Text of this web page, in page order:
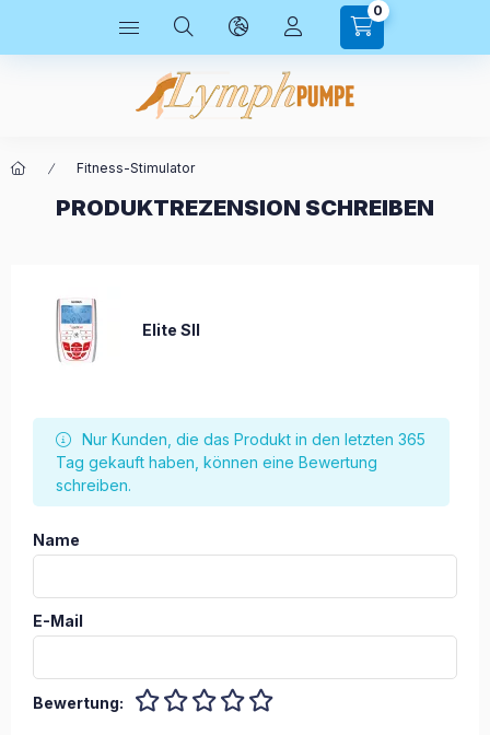
0
Fitness-Stimulator
PRODUKTREZENSION SCHREIBEN
Elite SII
Nur Kunden, die das Produkt in den letzten 365
Tag gekauft haben, können eine Bewertung
schreiben.
Name
E-Mail
Bewertung: